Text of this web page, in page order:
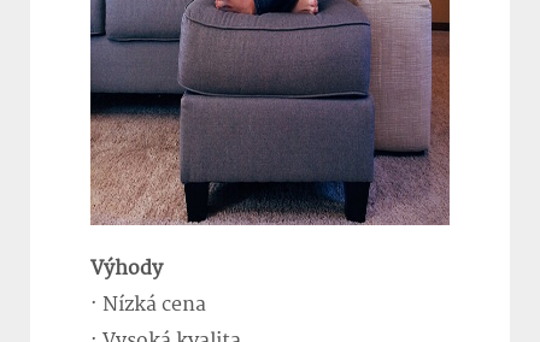
Výhody
· Nízká cena